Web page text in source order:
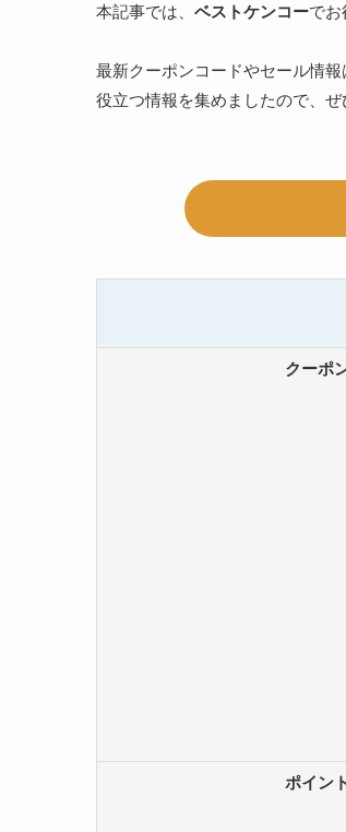
本記事では、 ベストケンコーでお
最新クーポンコードやセール情
役立つ情報を集めましたので、ぜ
クーポ
ポイント